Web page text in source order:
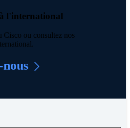
l'international
Cisco ou consultez nos